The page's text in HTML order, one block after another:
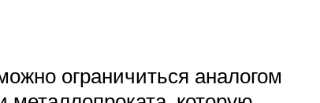
ограничиться аналогом